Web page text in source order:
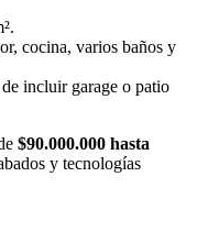
cocina, varios baños y
incluir garage o patio
$90.000.000 hasta
y tecnologías